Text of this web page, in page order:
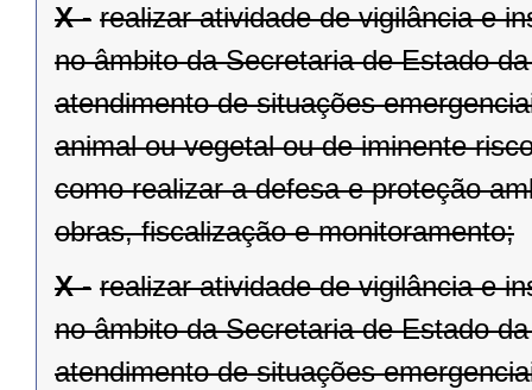
X - realizar atividade de vigilância e
no âmbito da Secretaria de Estado
atendimento de situações
animal ou vegetal ou de iminente
como realizar a defesa e proteção
obras, fiscalização e monitoramento;
X - realizar atividade de vigilância e
no âmbito da Secretaria de Estado
atendimento de situações